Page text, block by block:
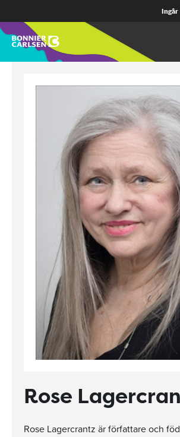
Ingår
Rose
Rose Lagercrantz är författare och